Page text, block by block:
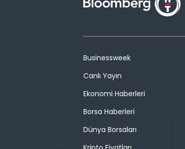
Businessweek
Canlı Yayın
Ekonomi Haberleri
Borsa Haberleri
Dünya Borsaları